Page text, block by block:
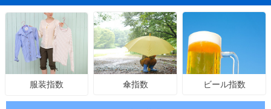
服装指数 傘指数 ビール指数